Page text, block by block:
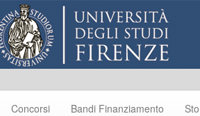
Concorsi Bandi Finanziamento